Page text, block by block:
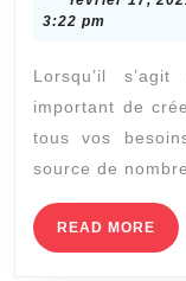
a
doit
par
ses
3:22 pm
Lorsqu’il
important de
tous vos
source de
READ MORE